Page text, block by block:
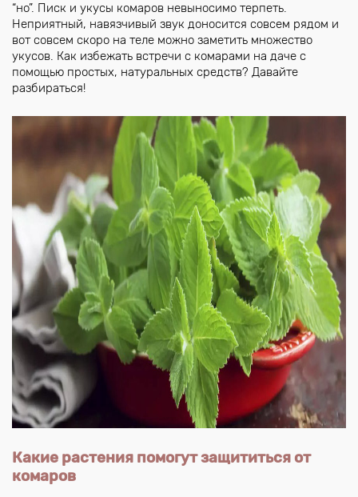
“но”. Писк и укусы комаров невыносимо терпеть.
Неприятный, навязчивый звук доносится совсем рядом и
вот совсем скоро на теле можно заметить множество
укусов. Как избежать встречи с комарами на даче с
помощью простых, натуральных средств? Давайте
разбираться!
Какие растения помогут защититься от
комаров